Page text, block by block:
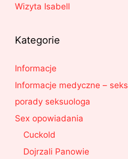
Wizyta Isabell
Kategorie
Informacje
Informacje medyczne – seks
porady seksuologa
Sex opowiadania
Cuckold
Dojrzali Panowie